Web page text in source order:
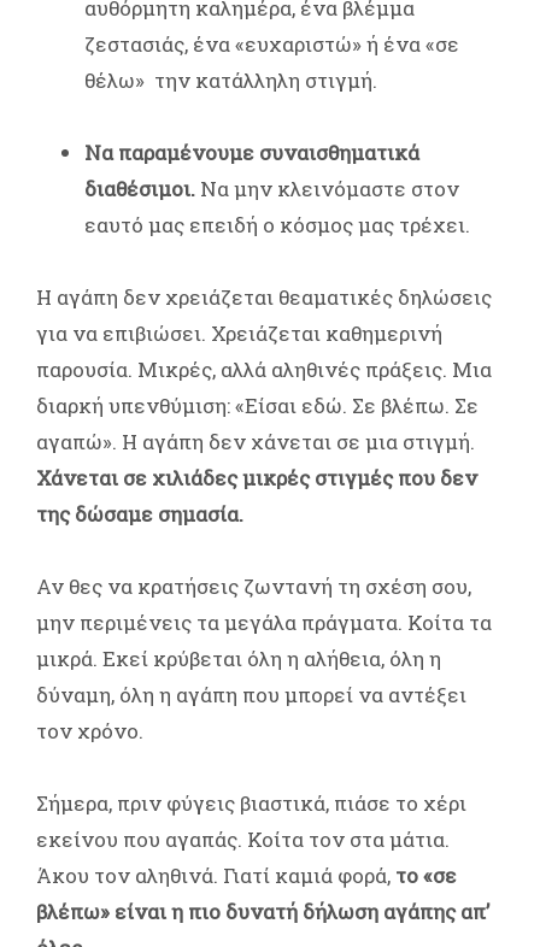
αυθόρμητη καλημέρα, ένα βλέμμα
ζεστασιάς, ένα «ευχαριστώ» ή ένα «σε
θέλω» την κατάλληλη στιγμή.
Να παραμένουμε συναισθηματικά
διαθέσιμοι. Να μην κλεινόμαστε στον
εαυτό μας επειδή ο κόσμος μας τρέχει.
Η αγάπη δεν χρειάζεται θεαματικές δηλώσεις
για να επιβιώσει. Χρειάζεται καθημερινή
παρουσία. Μικρές, αλλά αληθινές πράξεις. Μια
διαρκή υπενθύμιση: «Είσαι εδώ. Σε βλέπω. Σε
αγαπώ». Η αγάπη δεν χάνεται σε μια στιγμή.
Χάνεται σε χιλιάδες μικρές στιγμές που δεν
της δώσαμε σημασία.
Αν θες να κρατήσεις ζωντανή τη σχέση σου,
μην περιμένεις τα μεγάλα πράγματα. Κοίτα τα
μικρά. Εκεί κρύβεται όλη η αλήθεια, όλη η
δύναμη, όλη η αγάπη που μπορεί να αντέξει
τον χρόνο.
Σήμερα, πριν φύγεις βιαστικά, πιάσε το χέρι
εκείνου που αγαπάς. Κοίτα τον στα μάτια.
Άκου τον αληθινά. Γιατί καμιά φορά, το «σε
βλέπω» είναι η πιο δυνατή δήλωση αγάπης απ’